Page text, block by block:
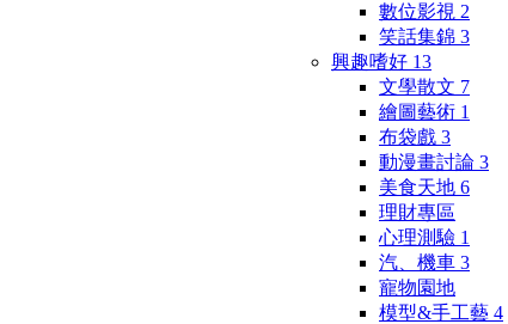
數位影視 2
笑話集錦 3
興趣嗜好 13
文學散文 7
繪圖藝術 1
布袋戲 3
動漫畫討論 3
美食天地 6
理財專區
心理測驗 1
汽、機車 3
寵物園地
模型&手工藝 4